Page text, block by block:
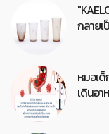
กลายเ
หมอเด็
เดินอา